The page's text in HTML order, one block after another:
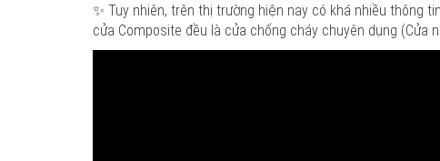
✨ Tuy nhiên, trên thị trường hiện nay có khá nhiều thông
cửa Composite đều là cửa chống cháy chuyên dụng (Cửa